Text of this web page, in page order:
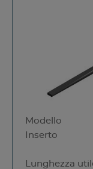
Modello
Inserto
Lunghezza